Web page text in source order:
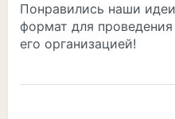
Понравились наши
формат для
его организацией!